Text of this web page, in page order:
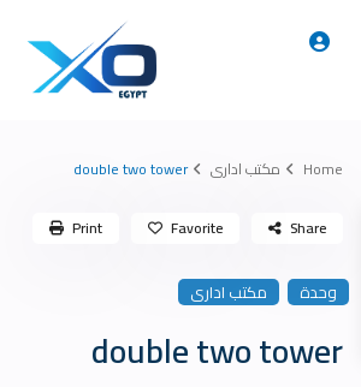
Home مكتب ادارى double two tower
وحدة مكتب ادارى
double two tower
Share
Favorite
Print